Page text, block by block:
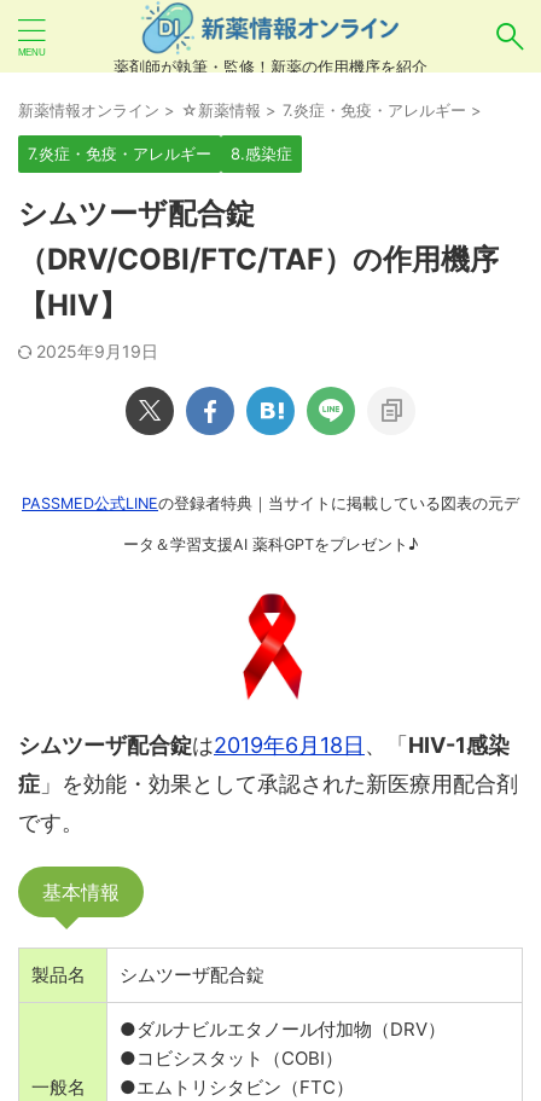
薬剤師が執筆・監修！新薬の作用機序を紹介
あいまい検索（例：ひらがな、誤字）には対応し
ていませんので、製品名・一般名・キーワードな
どをカタカナでご入力ください。
良い例：テセントリク
悪い例：てせんとりく テセンタリク
新薬情報オンライン > ☆新薬情報 > 7.炎症・免疫・アレルギー >
7.炎症・免疫・アレルギー 8.感染症
シムツーザ配合錠
（DRV/COBI/FTC/TAF）の作用機序
【HIV】
2025年9月19日
PASSMED公式LINEの登録者特典｜当サイトに掲載している図表の元デ
ータ＆学習支援AI 薬科GPTをプレゼント♪
シムツーザ配合錠は2019年6月18日 、「 HIV-1感染
症 」を効能・効果として承認された新医療用配合剤
です。
基本情報
製品名 シムツーザ配合錠
一般名
●ダルナビルエタノール付加物（DRV）
●コビシスタット（COBI）
●エムトリシタビン（FTC）